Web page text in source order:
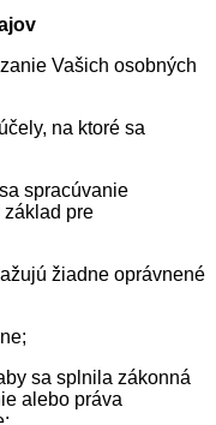
Vašich osobných
na ktoré sa
spracúvanie
základ pre
žiadne oprávnené
sa splnila zákonná
alebo práva